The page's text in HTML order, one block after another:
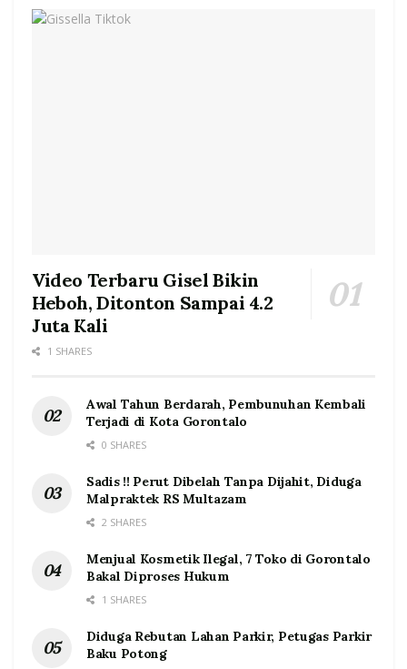
Video Terbaru Gisel Bikin
Heboh, Ditonton Sampai 4.2
Juta Kali
1 SHARES
Awal Tahun Berdarah, Pembunuhan Kembali
Terjadi di Kota Gorontalo
0 SHARES
Sadis !! Perut Dibelah Tanpa Dijahit, Diduga
Malpraktek RS Multazam
2 SHARES
Menjual Kosmetik Ilegal, 7 Toko di Gorontalo
Bakal Diproses Hukum
1 SHARES
Diduga Rebutan Lahan Parkir, Petugas Parkir
Baku Potong